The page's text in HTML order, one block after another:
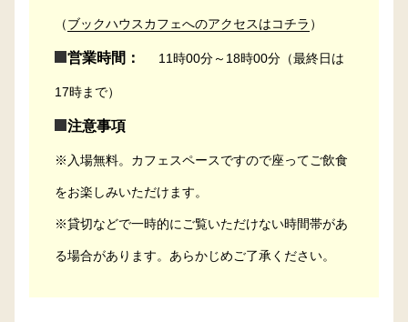
（ブックハウスカフェへのアクセスはコチラ ）
営業時間： 11時00分～18時00分（最終日は
17時まで）
注意事項
※入場無料。カフェスペースですので座ってご飲食
をお楽しみいただけます。
※貸切などで一時的にご覧いただけない時間帯があ
る場合があります。あらかじめご了承ください。